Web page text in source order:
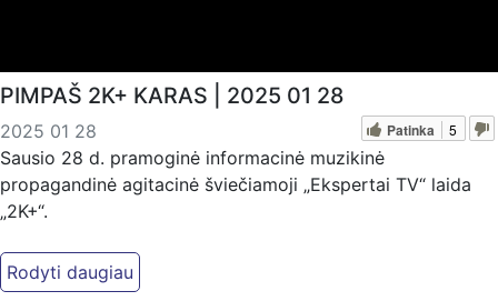
PIMPAŠ 2K+ KARAS | 2025 01 28
2025 01 28 Patinka 5
Sausio 28 d. pramoginė informacinė muzikinė
propagandinė agitacinė šviečiamoji „Ekspertai TV“ laida
„2K+“.
Kiti mūsų kanalai:
Ekspertai.eu Telegram'e – https://t.me/ekspertaiTelegram